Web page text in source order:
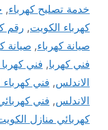
خدمة تصليح كهرباء,
كهرباء الكويت, رقم
صيانة كهرباء, صيانة
فني كهربا, فني
الاندلس, فني
الاندلس, فني
كهربائي منازل